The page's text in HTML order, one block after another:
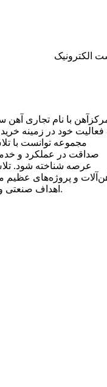
الکترونیک
فعالیت خود در زمینه
مجموعه توانست با
صداقت در عملکرد و
عرصه شناخته شود.
و پروژه‌های
اهداف صنعتی و اقتصادی ایران عزیزمان داشته باشیم.